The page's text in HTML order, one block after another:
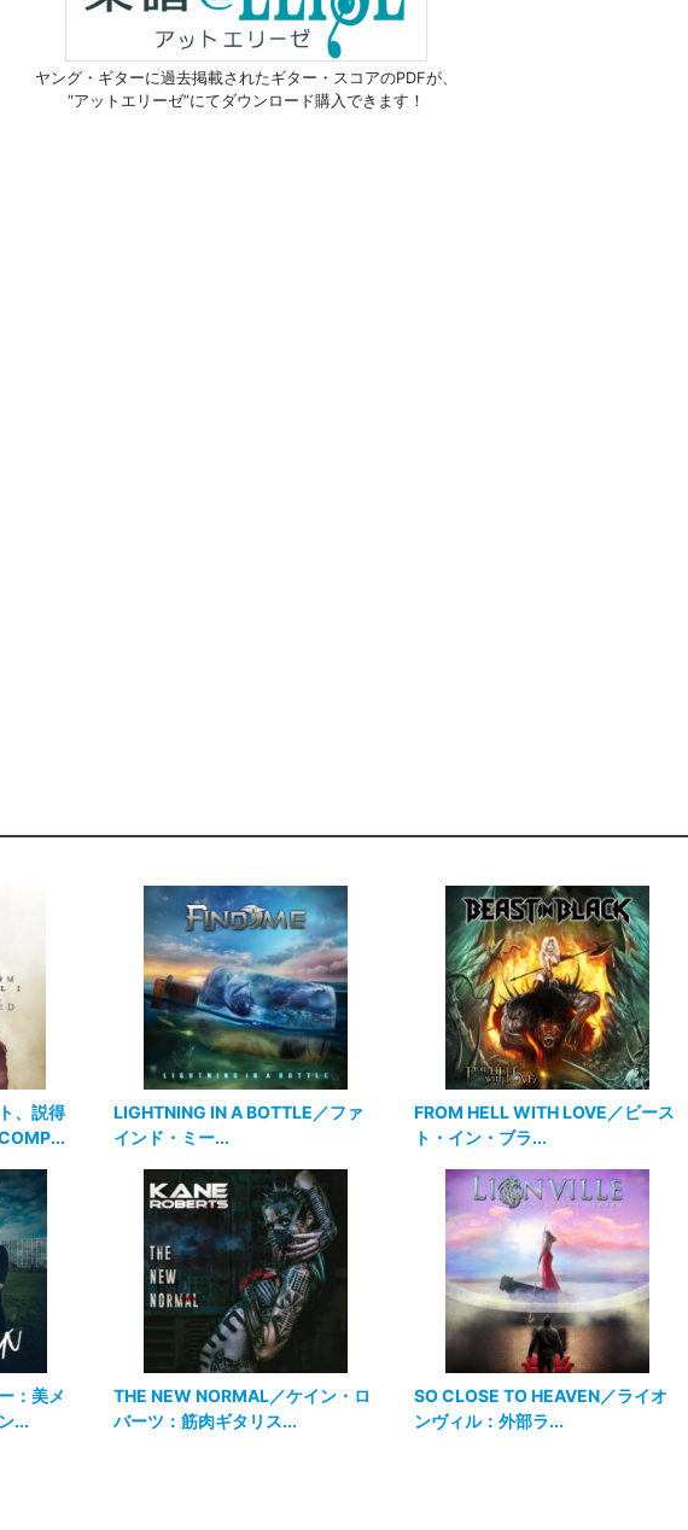
ヤング・ギターに過去掲載されたギター・スコアのPDFが、
“アットエリーゼ”にてダウンロード購入できます！
、説得
LIGHTNING IN A BOTTLE／ファ
インド・ミー...
FROM HELL WITH LOVE／ビース
ト・イン・ブラ...
：美メ
...
THE NEW NORMAL／ケイン・ロ
バーツ：筋肉ギタリス...
SO CLOSE TO HEAVEN／ライオ
ンヴィル：外部ラ...